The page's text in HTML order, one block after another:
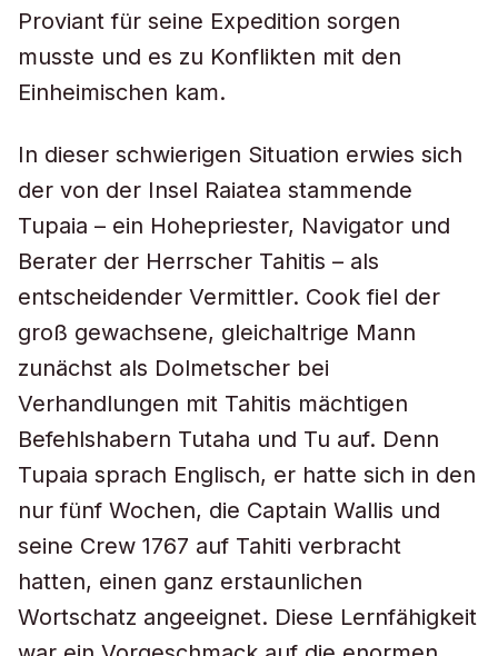
Proviant für seine Expedition sorgen
musste und es zu Konflikten mit den
Einheimischen kam.
In dieser schwierigen Situation erwies sich
der von der Insel Raiatea stammende
Tupaia – ein Hohepriester, Navigator und
Berater der Herrscher Tahitis – als
entscheidender Vermittler. Cook fiel der
groß gewachsene, gleichaltrige Mann
zunächst als Dolmetscher bei
Verhandlungen mit Tahitis mächtigen
Befehlshabern Tutaha und Tu auf. Denn
Tupaia sprach Englisch, er hatte sich in den
nur fünf Wochen, die Captain Wallis und
seine Crew 1767 auf Tahiti verbracht
hatten, einen ganz erstaunlichen
Wortschatz angeeignet. Diese Lernfähigkeit